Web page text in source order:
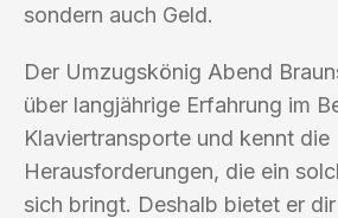
sondern auch Geld.
Der Umzugskönig Abend
über langjährige Erfahrung im
Klaviertransporte und kennt die
Herausforderungen, die ein
sich bringt. Deshalb bietet er